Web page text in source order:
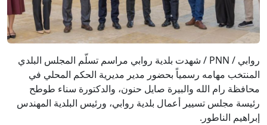
روابي / PNN / شهدت بلدية روابي مراسم تسلّم المجلس البلدي
المنتخب مهامه رسمياً بحضور مدير مديرية الحكم المحلي في
محافظة رام الله والبيرة صايل حنون، والدكتورة سناء طوطح
رئيسة مجلس تسيير أعمال بلدية روابي، ورئيس البلدية المهندس
إبراهيم الناطور.